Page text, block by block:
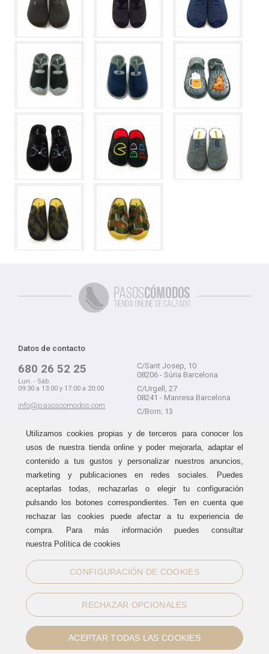
Datos de contacto
680 26 52 25
Lun. - Sáb.
09:30 a 13:00 y 17:00 a 20:00
info@pasoscomodos.com
C/Sant Josep, 10
08206 - Súria Barcelona
C/Urgell, 27
08241 - Manresa Barcelona
C/Born, 13
Guía de compra
Métodos de envío
Área de clientes
Devolución sin problemas
Haz tus compras sin miedo a
equivocarte:
aceptamos devolucionesdurante
15 días.
Sellos de confianza
Información legal |Política de Cookies
Utilizamos cookies propias y de terceros para conocer los
usos de nuestra tienda online y poder mejorarla, adaptar el
contenido a tus gustos y personalizar nuestros anuncios,
marketing y publicaciones en redes sociales. Puedes
aceptarlas todas, rechazarlas o elegir tu configuración
pulsando los botones correspondientes. Ten en cuenta que
rechazar las cookies puede afectar a tu experiencia de
compra. Para más información puedes consultar
nuestra Política de cookies
CONFIGURACIÓN DE COOKIES
RECHAZAR OPCIONALES
ACEPTAR TODAS LAS COOKIES